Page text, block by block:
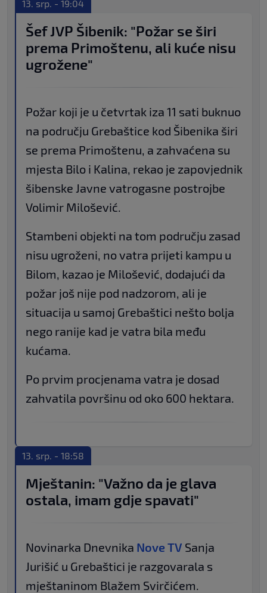
13. srp. - 19:04
Šef JVP Šibenik: "Požar se širi
prema Primoštenu, ali kuće nisu
ugrožene"
Požar koji je u četvrtak iza 11 sati buknuo
na području Grebaštice kod Šibenika širi
se prema Primoštenu, a zahvaćena su
mjesta Bilo i Kalina, rekao je zapovjednik
šibenske Javne vatrogasne postrojbe
Volimir Milošević.
Stambeni objekti na tom području zasad
nisu ugroženi, no vatra prijeti kampu u
Bilom, kazao je Milošević, dodajući da
požar još nije pod nadzorom, ali je
situacija u samoj Grebaštici nešto bolja
nego ranije kad je vatra bila među
kućama.
Po prvim procjenama vatra je dosad
zahvatila površinu od oko 600 hektara.
13. srp. - 18:58
Mještanin: "Važno da je glava
ostala, imam gdje spavati"
Novinarka Dnevnika Nove TV Sanja
Jurišić u Grebaštici je razgovarala s
mještaninom Blažem Svirčićem.